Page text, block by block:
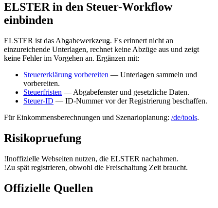
ELSTER in den Steuer-Workflow
einbinden
ELSTER ist das Abgabewerkzeug. Es erinnert nicht an
einzureichende Unterlagen, rechnet keine Abzüge aus und zeigt
keine Fehler im Vorgehen an. Ergänzen mit:
Steuererklärung vorbereiten — Unterlagen sammeln und
vorbereiten.
Steuerfristen — Abgabefenster und gesetzliche Daten.
Steuer-ID — ID-Nummer vor der Registrierung beschaffen.
Für Einkommensberechnungen und Szenarioplanung: /de/tools.
Risikopruefung
!Inoffizielle Webseiten nutzen, die ELSTER nachahmen.
!Zu spät registrieren, obwohl die Freischaltung Zeit braucht.
Offizielle Quellen